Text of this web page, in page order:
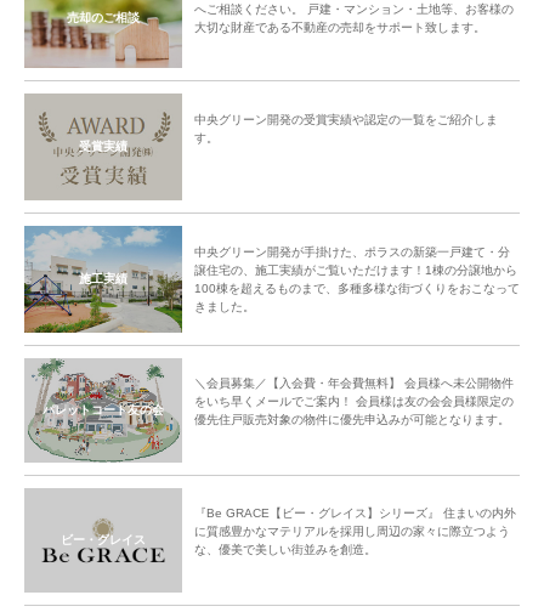
売却のご相談
へご相談ください。 戸建・マンション・土地等、お客様の
大切な財産である不動産の売却をサポート致します。
受賞実績
中央グリーン開発の受賞実績や認定の一覧をご紹介しま
す。
施工実績
中央グリーン開発が手掛けた、ポラスの新築一戸建て・分
譲住宅の、施工実績がご覧いただけます！1棟の分譲地から
100棟を超えるものまで、多種多様な街づくりをおこなって
きました。
パレットコート友の会
＼会員募集／【入会費・年会費無料】 会員様へ未公開物件
をいち早くメールでご案内！ 会員様は友の会会員様限定の
優先住戸販売対象の物件に優先申込みが可能となります。
ビー・グレイス
『Be GRACE【ビー・グレイス】シリーズ』 住まいの内外
に質感豊かなマテリアルを採用し周辺の家々に際立つよう
な、優美で美しい街並みを創造。